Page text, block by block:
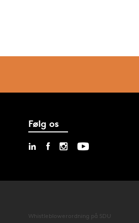
Følg os
Whistleblowerordning på SDU